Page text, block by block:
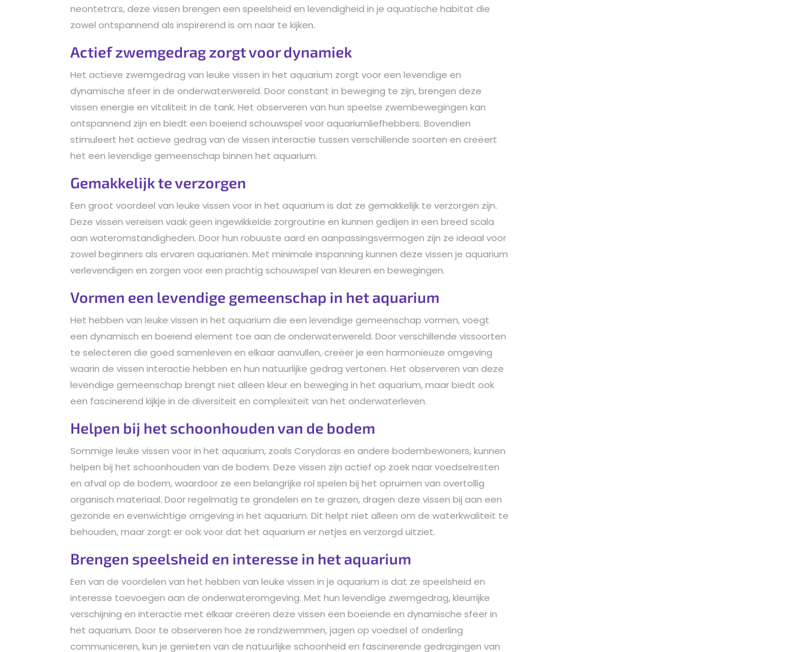
neontetra’s, deze vissen brengen een speelsheid en levendigheid in je aquatische habitat die
zowel ontspannend als inspirerend is om naar te kijken.
Actief zwemgedrag zorgt voor dynamiek
Het actieve zwemgedrag van leuke vissen in het aquarium zorgt voor een levendige en
dynamische sfeer in de onderwaterwereld. Door constant in beweging te zijn, brengen deze
vissen energie en vitaliteit in de tank. Het observeren van hun speelse zwembewegingen kan
ontspannend zijn en biedt een boeiend schouwspel voor aquariumliefhebbers. Bovendien
stimuleert het actieve gedrag van de vissen interactie tussen verschillende soorten en creëert
het een levendige gemeenschap binnen het aquarium.
Gemakkelijk te verzorgen
Een groot voordeel van leuke vissen voor in het aquarium is dat ze gemakkelijk te verzorgen zijn.
Deze vissen vereisen vaak geen ingewikkelde zorgroutine en kunnen gedijen in een breed scala
aan wateromstandigheden. Door hun robuuste aard en aanpassingsvermogen zijn ze ideaal voor
zowel beginners als ervaren aquarianen. Met minimale inspanning kunnen deze vissen je aquarium
verlevendigen en zorgen voor een prachtig schouwspel van kleuren en bewegingen.
Vormen een levendige gemeenschap in het aquarium
Het hebben van leuke vissen in het aquarium die een levendige gemeenschap vormen, voegt
een dynamisch en boeiend element toe aan de onderwaterwereld. Door verschillende vissoorten
te selecteren die goed samenleven en elkaar aanvullen, creëer je een harmonieuze omgeving
waarin de vissen interactie hebben en hun natuurlijke gedrag vertonen. Het observeren van deze
levendige gemeenschap brengt niet alleen kleur en beweging in het aquarium, maar biedt ook
een fascinerend kijkje in de diversiteit en complexiteit van het onderwaterleven.
Helpen bij het schoonhouden van de bodem
Sommige leuke vissen voor in het aquarium, zoals Corydoras en andere bodembewoners, kunnen
helpen bij het schoonhouden van de bodem. Deze vissen zijn actief op zoek naar voedselresten
en afval op de bodem, waardoor ze een belangrijke rol spelen bij het opruimen van overtollig
organisch materiaal. Door regelmatig te grondelen en te grazen, dragen deze vissen bij aan een
gezonde en evenwichtige omgeving in het aquarium. Dit helpt niet alleen om de waterkwaliteit te
behouden, maar zorgt er ook voor dat het aquarium er netjes en verzorgd uitziet.
Brengen speelsheid en interesse in het aquarium
Een van de voordelen van het hebben van leuke vissen in je aquarium is dat ze speelsheid en
interesse toevoegen aan de onderwateromgeving. Met hun levendige zwemgedrag, kleurrijke
verschijning en interactie met elkaar creëren deze vissen een boeiende en dynamische sfeer in
het aquarium. Door te observeren hoe ze rondzwemmen, jagen op voedsel of onderling
communiceren, kun je genieten van de natuurlijke schoonheid en fascinerende gedragingen van